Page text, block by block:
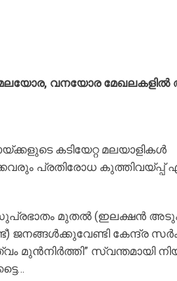
മലയോര, വനയോര
കടിയേറ്റ മലയാളികൾ
പ്രതിരോധ
മുതൽ (ഇലക്ഷൻ
ജനങ്ങൾക്കുവേണ്ടി കേന്ദ്ര
സ്വന്തമായി